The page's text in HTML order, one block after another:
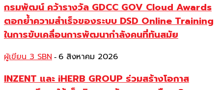
กรมพัฒน์ คว้ารางวัล GDCC GOV Cloud Awards
ตอกย้ำความสำเร็จของระบบ DSD Online Training
ในการขับเคลื่อนการพัฒนากำลังคนที่ทันสมัย
ผู้เขียน 3 SBN - 6 สิงหาคม 2026
INZENT และ iHERB GROUP ร่วมสร้างโอกาส